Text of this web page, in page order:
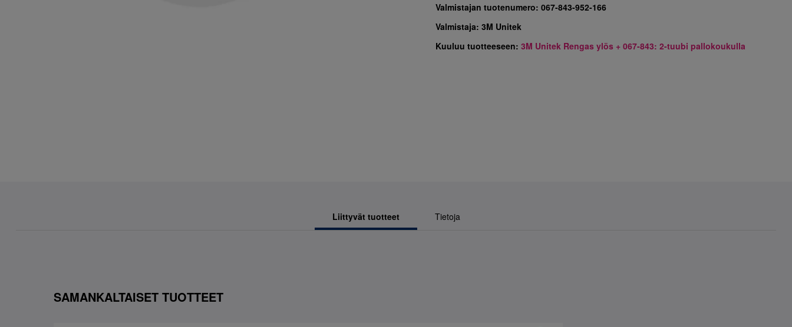
Valmistajan tuotenumero:067-843-952-166
Valmistaja:3M Unitek
Kuuluu tuotteeseen:3M Unitek Rengas ylös + 067-843: 2-tuubi pallokoukulla
Liittyvät tuotteet Tietoja
SAMANKALTAISET TUOTTEET